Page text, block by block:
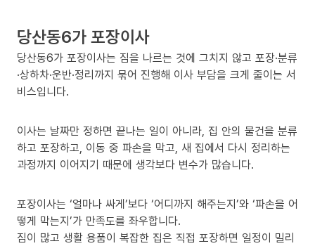
당산동6가 포장이사
당산동6가 포장이사는 짐을 나르는 것에 그치지 않고 포장·분류
·상하차·운반·정리까지 묶어 진행해 이사 부담을 크게 줄이는 서
비스입니다.
이사는 날짜만 정하면 끝나는 일이 아니라, 집 안의 물건을 분류
하고 포장하고, 이동 중 파손을 막고, 새 집에서 다시 정리하는
과정까지 이어지기 때문에 생각보다 변수가 많습니다.
포장이사는 ‘얼마나 싸게’보다 ‘어디까지 해주는지’와 ‘파손을 어
떻게 막는지’가 만족도를 좌우합니다.
짐이 많고 생활 용품이 복잡한 집은 직접 포장하면 일정이 밀리